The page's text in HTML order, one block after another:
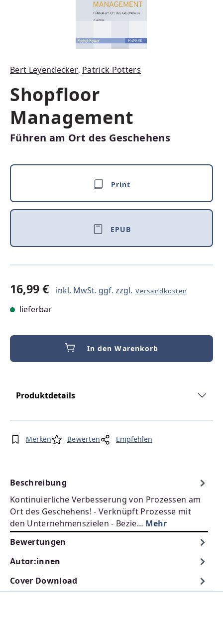
Bert Leyendecker, Patrick Pötters
Shopfloor
Management
Führen am Ort des Geschehens
Print
EPUB
16,99 € inkl. MwSt. ggf. zzgl. Versandkosten
lieferbar
In den Warenkorb
Produktdetails
Merken Bewerten Empfehlen
Beschreibung
Kontinuierliche Verbesserung von Prozessen am
Ort des Geschehens! - Verknüpft Prozesse mit
den Unternehmenszielen - Bezie… Mehr
Bewertungen
Autor:innen
Cover Download